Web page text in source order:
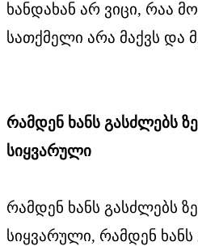
ხანდახან არ ვიცი, რაა
სათქმელი არა მაქვს და
რამდენ ხანს გასძლებს
სიყვარული
რამდენ ხანს გასძლებს
სიყვარული, რამდენ